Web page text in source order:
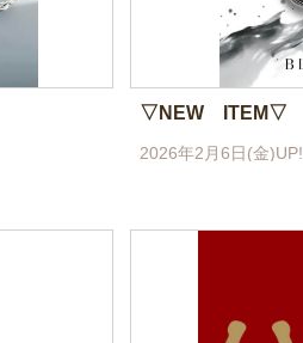
▽NEW ITEM▽
2026年2月6日(金)UP!